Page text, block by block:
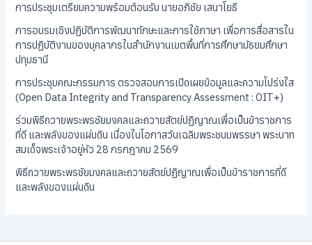
การประชุมเตรียมความพร้อมต้อนรับ นายอภิชัย เสนาโยธี
การอบรมเชิงปฏิบัติการพัฒนาทักษะและการใช้ภาษา เพื่อการสื่อสารใน
การปฏิบัติงานของบุคลากรในสำนักงานเขตพื้นที่การศึกษามัธยมศึกษา
ปทุมธานี
การประชุมคณะกรรมการ ตรวจสอบการเปิดเผยข้อมูลและความโปร่งใส
(Open Data Integrity and Transparency Assessment : OIT+)
ร่วมพิธีถวายพระพรชัยมงคลและถวายสัตย์ปฏิญาณเพื่อเป็นข้าราชการ
ที่ดี และพลังของแผ่นดิน เนื่องในโอกาสวันเฉลิมพระชนมพรรษา พระบาท
สมเด็จพระเจ้าอยู่หัว 28 กรกฎาคม 2569
พิธีถวายพระพรชัยมงคลและถวายสัตย์ปฏิญาณเพื่อเป็นข้าราชการที่ดี
และพลังของแผ่นดิน